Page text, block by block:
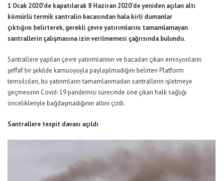
1 Ocak 2020’de kapatılarak 8 Haziran 2020’de yeniden açılan altı
kömürlü termik santralin bacasından hala kirli dumanlar
çıktığını belirterek, gerekli çevre yatırımlarını tamamlamayan
santrallerin çalışmasına izin verilmemesi çağrısında bulundu.
Santrallere yapılan çevre yatırımlarının ve bacadan çıkan emisyonların
şeffaf bir şekilde kamuoyuyla paylaşılmadığını belirten Platform
temsilcileri, bu yatırımların tamamlanmadan santrallerin işletmeye
geçmesinin Covid-19 pandemisi sürecinde öne çıkan halk sağlığı
öncelikleriyle bağdaşmadığının altını çizdi.
Santrallere tespit davası açıldı